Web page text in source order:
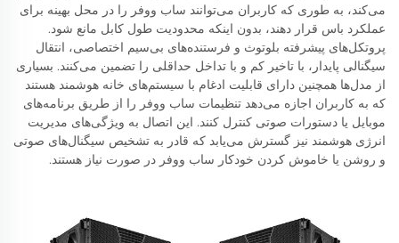
می‌کند، به طوری که کاربران می‌توانند ساب ووفر را در محل بهینه برای
عملکرد باس قرار دهند، بدون اینکه محدودیت طول کابل مانع شود.
پروتکل‌های پیشرفته بلوتوث و فرستنده‌های بی‌سیم اختصاصی، انتقال
سیگنالی پایدار، با تاخیر کم و با تداخل حداقلی را تضمین می‌کنند. بسیاری
از مدل‌ها همچنین دارای قابلیت ادغام با سیستم‌های خانه هوشمند هستند
که به کاربران اجازه می‌دهد تنظیمات ساب ووفر را از طریق برنامه‌های
موبایل یا دستورات صوتی کنترل کنند. این اتصال به ویژگی‌های مدیریت
انرژی هوشمند نیز گسترش می‌یابد که قادر به تشخیص سیگنال‌های صوتی
و روشن یا خاموش کردن خودکار ساب ووفر در صورت نیاز هستند.